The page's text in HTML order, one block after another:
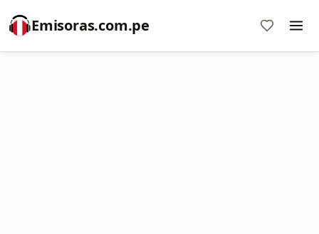
Emisoras.com.pe